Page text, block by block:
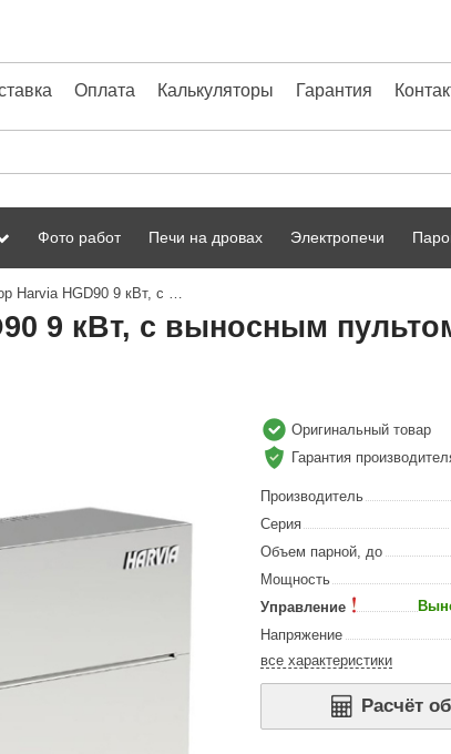
Оплата Калькуляторы Гарантия
Karhu
A-Panel
Сталь-
Composit
CeruttiSpa
Русский дух
Карельские
Cariitti
Фото работ Печи на дровах Электропечи
Парогенератор Harvia HGD90 9 кВт, с выносным пультом WiFi в комплекте
9 кВт, с выносным
Оригинальный товар
Гарантия
Производитель
Серия
Объем парной, до
Мощность
Управление
Напряжение
все характеристики
Расчёт